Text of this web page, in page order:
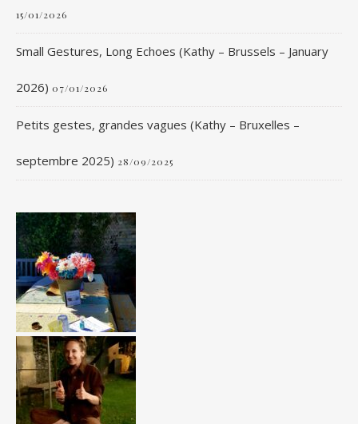
15/01/2026
Small Gestures, Long Echoes (Kathy – Brussels – January
2026) 07/01/2026
Petits gestes, grandes vagues (Kathy – Bruxelles –
septembre 2025) 28/09/2025